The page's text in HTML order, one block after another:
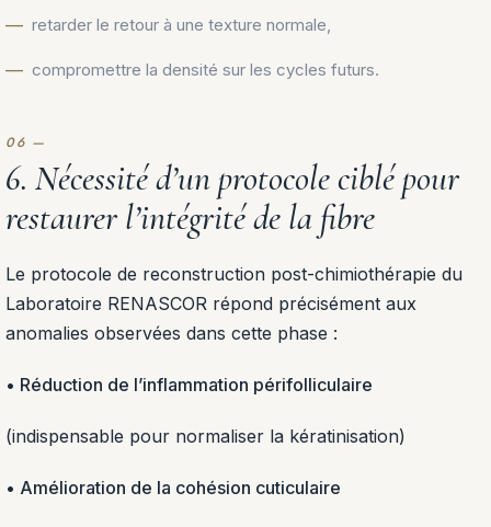
retarder le retour à une texture normale,
compromettre la densité sur les cycles futurs.
6. Nécessité d’un protocole ciblé pour
restaurer l’intégrité de la fibre
Le protocole de reconstruction post-chimiothérapie du
Laboratoire RENASCOR répond précisément aux
anomalies observées dans cette phase :
• Réduction de l’inflammation périfolliculaire
(indispensable pour normaliser la kératinisation)
• Amélioration de la cohésion cuticulaire